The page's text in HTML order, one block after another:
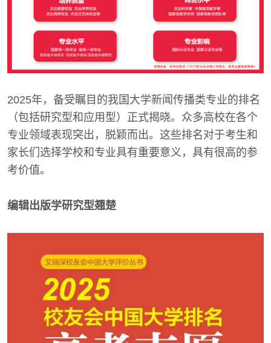
2025年，备受瞩目的我国大学新闻传播类专业的排名
（包括研究型和应用型）正式揭晓。众多高校在各个
专业领域表现突出，脱颖而出。这些排名对于考生和
家长们选择学校和专业具有重要意义，具有很高的参
考价值。
编辑出版学研究型翘楚